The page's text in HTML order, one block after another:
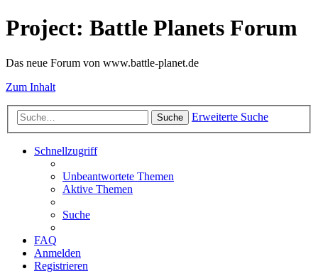
Project: Battle Planets Forum
Das neue Forum von www.battle-planet.de
Zum Inhalt
Suche Erweiterte Suche
Schnellzugriff
Unbeantwortete Themen
Aktive Themen
Suche
FAQ
Anmelden
Registrieren